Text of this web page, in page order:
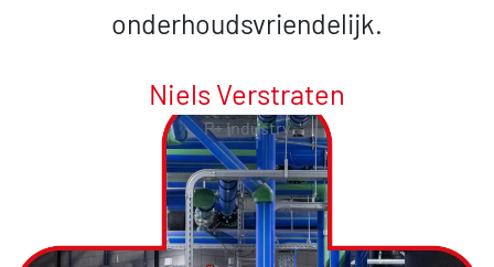
onderhoudsvriendelijk.
Niels Verstraten
P+ Industry